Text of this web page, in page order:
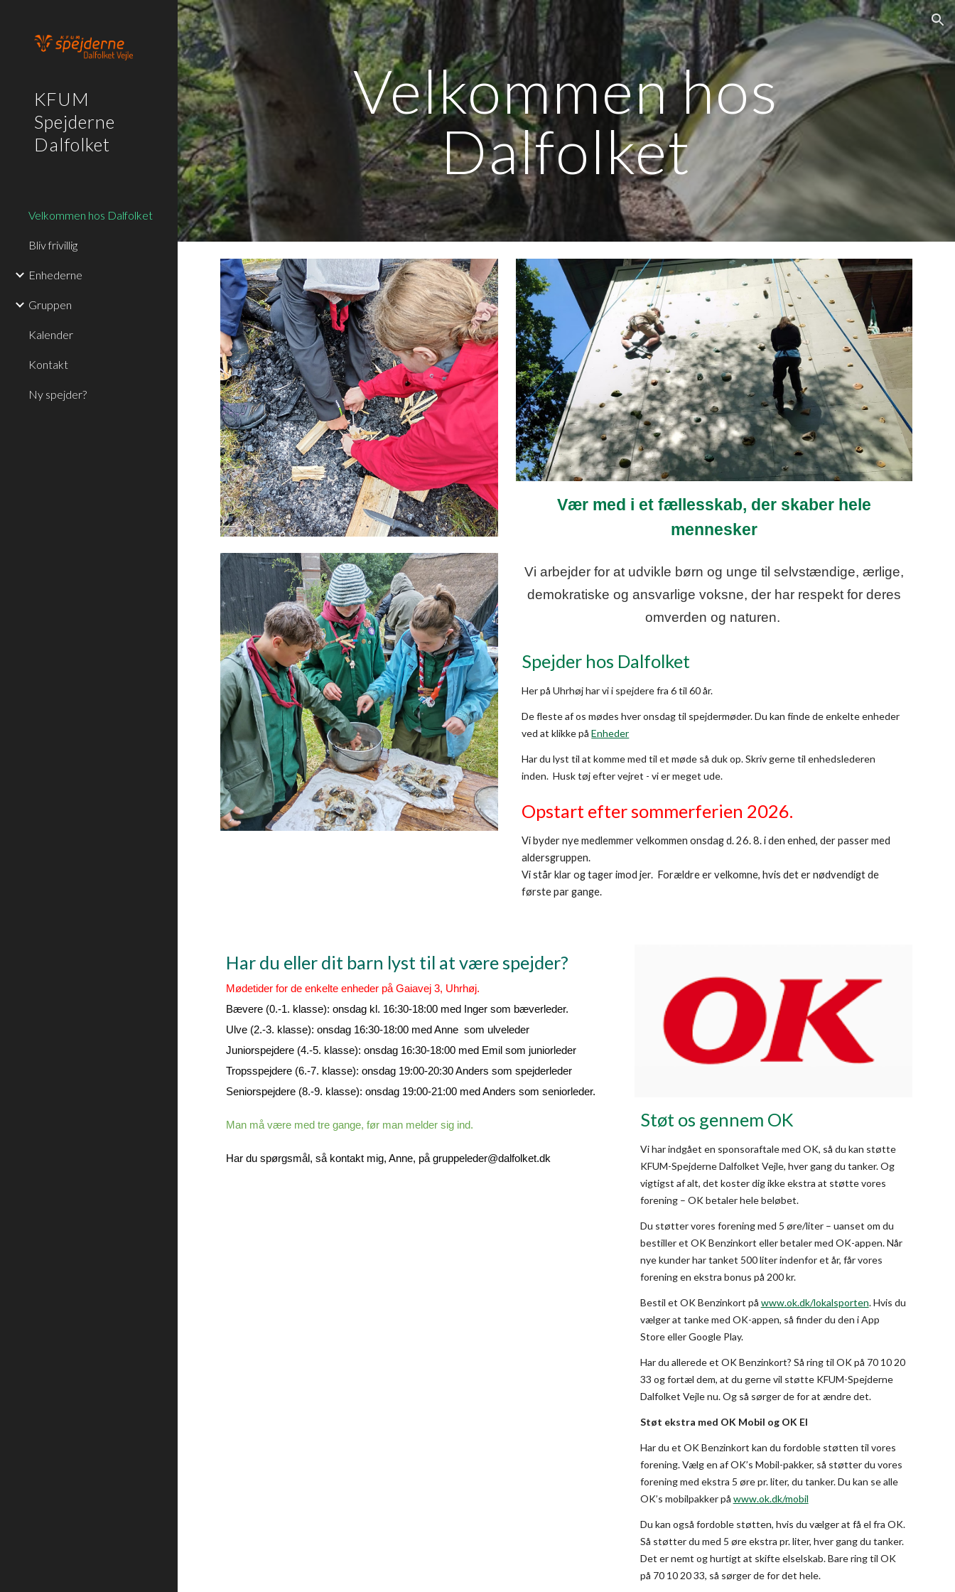
Skip to main content Skip to navigation
KFUM
Spejderne
Dalfolket
Velkommen hos Dalfolket
Bliv frivillig
Enhederne
Gruppen
Kalender
Kontakt
Ny spejder?
Velkommen hos
Dalfolket
Vær med i et fællesskab, der skaber hele
mennesker
Vi arbejder for at udvikle børn og unge til selvstændige, ærlige,
demokratiske og ansvarlige voksne, der har respekt for deres
omverden og naturen.
Spejder hos Dalfolket
Her på Uhrhøj har vi i spejdere fra 6 til 60 år.
De fleste af os mødes hver onsdag til spejdermøder. Du kan finde de enkelte enheder
ved at klikke påEnheder
Har du lyst til at komme med til et møde så duk op. Skriv gerne til enhedslederen
inden. Husk tøj efter vejret - vi er meget ude.
Opstart efter sommerferien 2026.
Vi byder nye medlemmer velkommen onsdag d. 26. 8.i den enhed, der passer med
aldersgruppen.
Vi står klar og tager imod jer. Forældre er velkomne, hvis det er nødvendigt de
første par gange.
Har du eller dit barn lyst til at være spejder?
Mødetider for de enkelte enheder på Gaiavej 3, Uhrhøj.
Bævere (0.-1. klasse): onsdag kl. 16:30-18:00 med Inger som bæverleder.
Ulve (2.-3. klasse): onsdag 16:30-18:00 med Anne som ulveleder
Juniorspejdere (4.-5. klasse): onsdag 16:30-18:00 med Emil som juniorleder
Tropsspejdere (6.-7. klasse): onsdag 19:00-20:30 Anders som spejderleder
Seniorspejdere (8.-9. klasse): onsdag 19:00-21:00 med Anders som seniorleder.
Man må være med tre gange, før man melder sig ind.
Har du spørgsmål, så kontakt mig, Anne, på gruppeleder@dalfolket.dk
Støt os gennem OK
Vi har indgået en sponsoraftale med OK, så du kan støtte
KFUM-Spejderne Dalfolket Vejle, hver gang du tanker. Og
vigtigst af alt, det koster dig ikke ekstra at støtte vores
forening – OK betaler hele beløbet.
Du støtter vores forening med 5 øre/liter – uanset om du
bestiller et OK Benzinkort eller betaler med OK-appen. Når
nye kunder har tanket 500 liter indenfor et år, får vores
forening en ekstra bonus på 200 kr.
Bestil et OK Benzinkort på www.ok.dk/lokalsporten. Hvis du
vælger at tanke med OK-appen, så finder du den i App
Store eller Google Play.
Har du allerede et OK Benzinkort? Så ring til OK på 70 10 20
33 og fortæl dem, at du gerne vil støtte KFUM-Spejderne
Dalfolket Vejle nu. Og så sørger de for at ændre det.
Støt ekstra med OK Mobil og OK El
Har du et OK Benzinkort kan du fordoble støtten til vores
forening. Vælg en af OK’s Mobil-pakker, så støtter du vores
forening med ekstra 5 øre pr. liter, du tanker. Du kan se alle
OK’s mobilpakker på www.ok.dk/mobil
Du kan også fordoble støtten, hvis du vælger at få el fra OK.
Så støtter du med 5 øre ekstra pr. liter, hver gang du tanker.
Det er nemt og hurtigt at skifte elselskab. Bare ring til OK
på 70 10 20 33, så sørger de for det hele.